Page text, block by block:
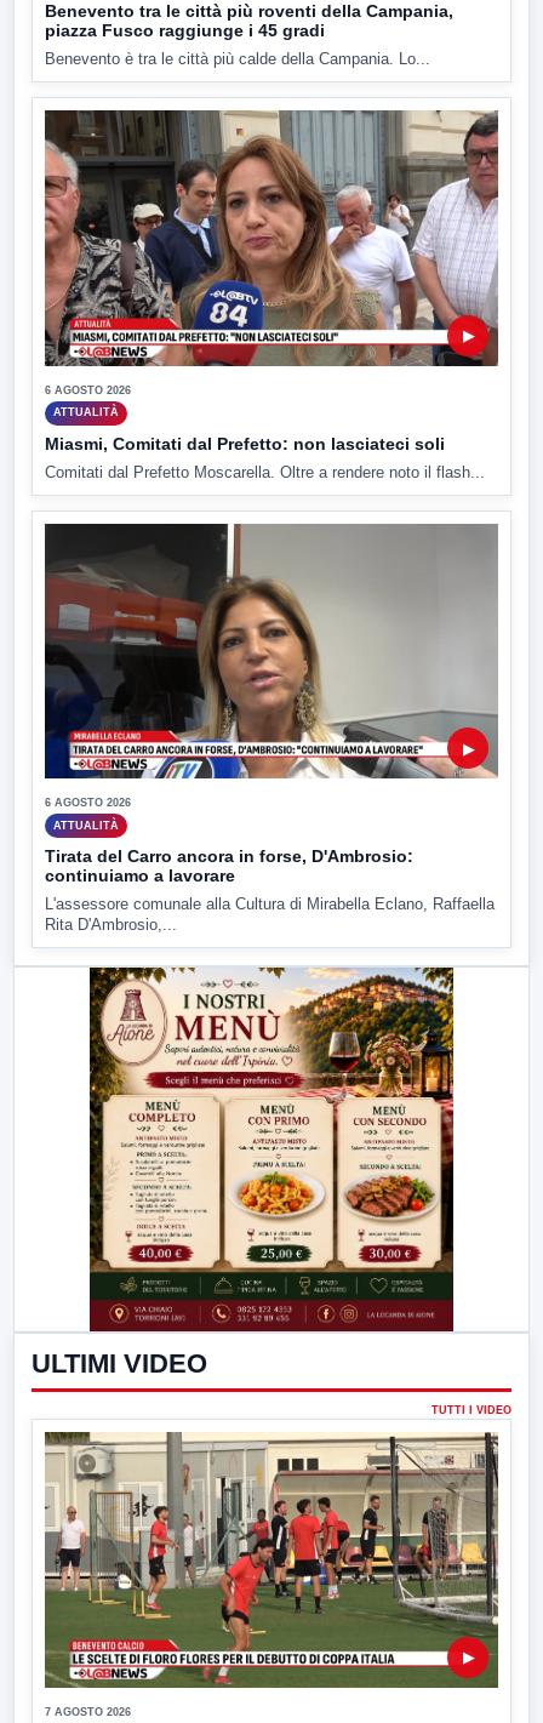
Benevento tra le città più roventi della Campania,
piazza Fusco raggiunge i 45 gradi
Benevento è tra le città più calde della Campania. Lo...
▶
6 AGOSTO 2026
ATTUALITÀ
Miasmi, Comitati dal Prefetto: non lasciateci soli
Comitati dal Prefetto Moscarella. Oltre a rendere noto il flash...
▶
6 AGOSTO 2026
ATTUALITÀ
Tirata del Carro ancora in forse, D'Ambrosio:
continuiamo a lavorare
L'assessore comunale alla Cultura di Mirabella Eclano, Raffaella
Rita D'Ambrosio,...
ULTIMI VIDEO
TUTTI I VIDEO
▶
7 AGOSTO 2026